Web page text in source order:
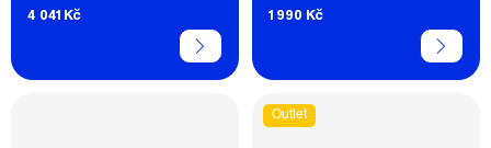
4 041 Kč
1 990 Kč
Outlet